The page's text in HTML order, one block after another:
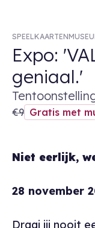
Expo:
geniaal.'
€9 Gratis met
Niet eerlijk,
28 november
Draai jij nooit